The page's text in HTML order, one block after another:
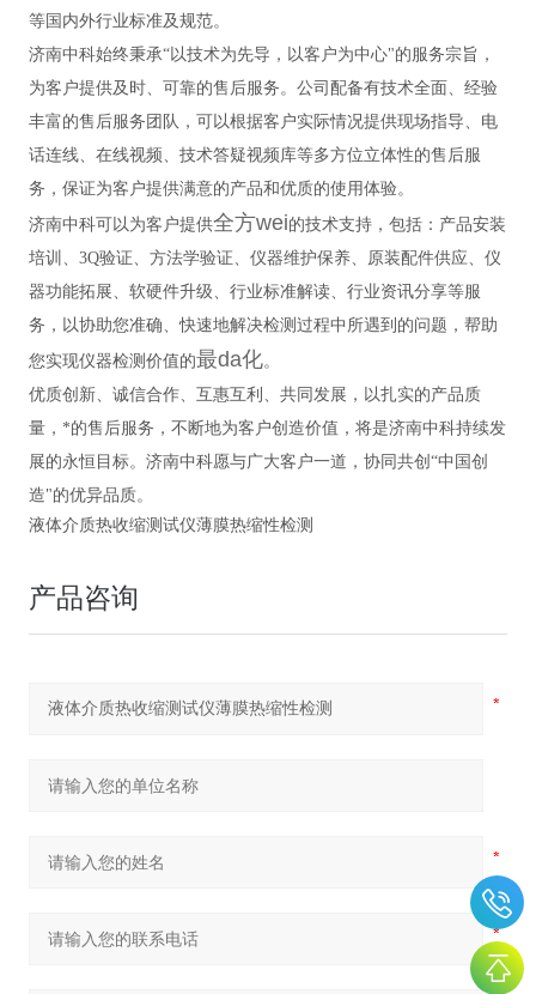
等国内外行业标准及规范。
济南中科始终秉承“以技术为先导，以客户为中心"的服务宗旨，
为客户提供及时、可靠的售后服务。公司配备有技术全面、经验
丰富的售后服务团队，可以根据客户实际情况提供现场指导、电
话连线、在线视频、技术答疑视频库等多方位立体性的售后服
务，保证为客户提供满意的产品和优质的使用体验。
济南中科可以为客户提供全方wei的技术支持，包括：产品安装
培训、3Q验证、方法学验证、仪器维护保养、原装配件供应、仪
器功能拓展、软硬件升级、行业标准解读、行业资讯分享等服
务，以协助您准确、快速地解决检测过程中所遇到的问题，帮助
您实现仪器检测价值的最da化。
优质创新、诚信合作、互惠互利、共同发展，以扎实的产品质
量，*的售后服务，不断地为客户创造价值，将是济南中科持续发
展的永恒目标。济南中科愿与广大客户一道，协同共创“中国创
造"的优异品质。
液体介质热收缩测试仪薄膜热缩性检测
产品咨询